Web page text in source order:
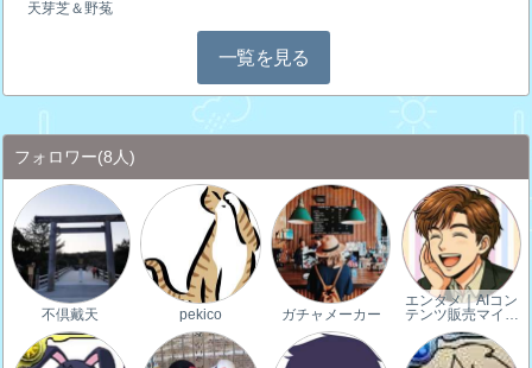
天芽芝＆野菟
一覧を見る
フォロワー(8人)
不倶戴天 pekico ガチャメーカー
エンタメ｜AIコン
テンツ販売マイ…